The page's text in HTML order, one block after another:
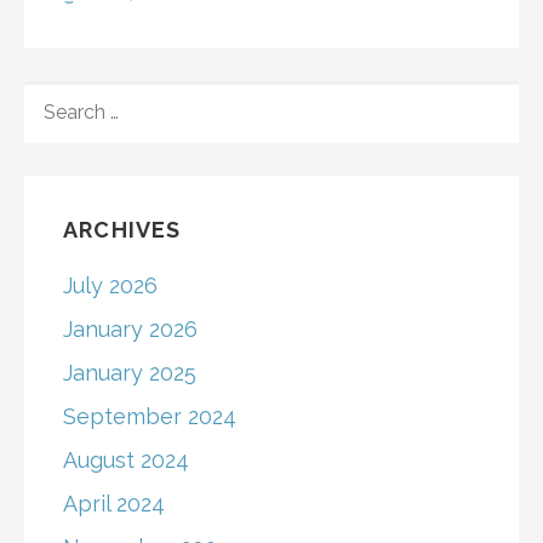
FOR:
ARCHIVES
July 2026
January 2026
January 2025
September 2024
August 2024
April 2024